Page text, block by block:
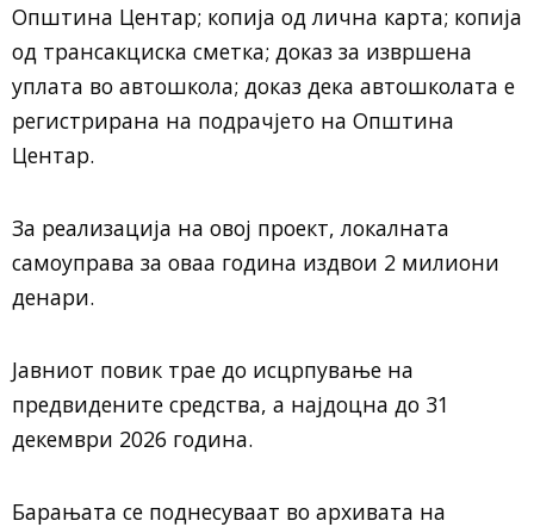
Општина Центар; копија од лична карта; копија
од трансакциска сметка; доказ за извршена
уплата во автошкола; доказ дека автошколата е
регистрирана на подрачјето на Општина
Центар.
За реализација на овој проект, локалната
самоуправа за оваа година издвои 2 милиони
денари.
Јавниот повик трае до исцрпување на
предвидените средства, а најдоцна до 31
декември 2026 година.
Барањата се поднесуваат во архивата на